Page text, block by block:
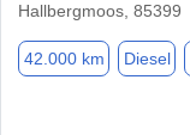
Hallbergmoos, 85399
42.000 km Diesel